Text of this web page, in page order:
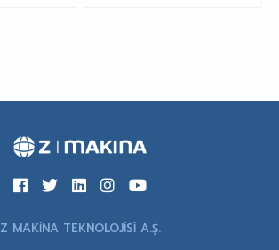
Z MAKİNA TEKNOLOJİSİ A.Ş.